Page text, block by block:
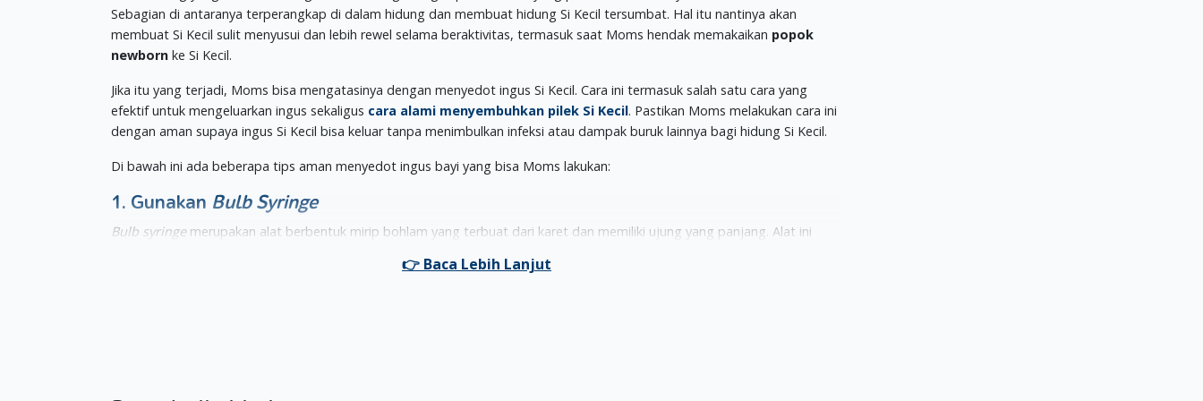
Sebagian di antaranya terperangkap di dalam hidung dan membuat hidung Si Kecil tersumbat. Hal itu nantinya akan
membuat Si Kecil sulit menyusui dan lebih rewel selama beraktivitas, termasuk saat Moms hendak memakaikan popok
newborn ke Si Kecil.
Jika itu yang terjadi, Moms bisa mengatasinya dengan menyedot ingus Si Kecil. Cara ini termasuk salah satu cara yang
efektif untuk mengeluarkan ingus sekaligus cara alami menyembuhkan pilek Si Kecil. Pastikan Moms melakukan cara ini
dengan aman supaya ingus Si Kecil bisa keluar tanpa menimbulkan infeksi atau dampak buruk lainnya bagi hidung Si Kecil.
Di bawah ini ada beberapa tips aman menyedot ingus bayi yang bisa Moms lakukan:
1. Gunakan Bulb Syringe
Bulb syringe merupakan alat berbentuk mirip bohlam yang terbuat dari karet dan memiliki ujung yang panjang. Alat ini